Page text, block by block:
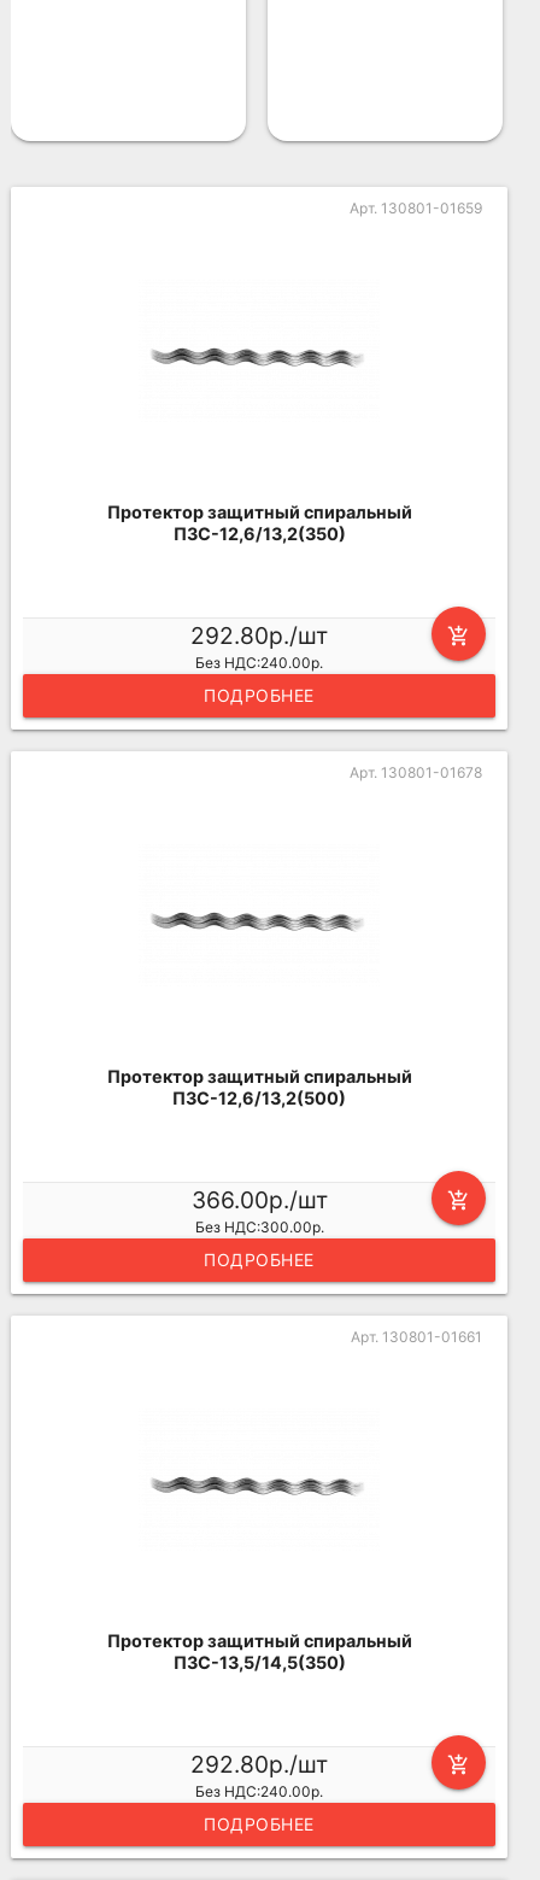
Арт. 130801-01659
Протектор защитный спиральный
ПЗС-12,6/13,2(350)
add_shopping_cart
292.80р./шт
Без НДС:240.00р.
ПОДРОБНЕЕ
Арт. 130801-01678
Протектор защитный спиральный
ПЗС-12,6/13,2(500)
add_shopping_cart
366.00р./шт
Без НДС:300.00р.
ПОДРОБНЕЕ
Арт. 130801-01661
Протектор защитный спиральный
ПЗС-13,5/14,5(350)
add_shopping_cart
292.80р./шт
Без НДС:240.00р.
ПОДРОБНЕЕ